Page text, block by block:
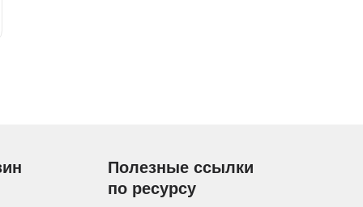
Полезные ссылки
по ресурсу